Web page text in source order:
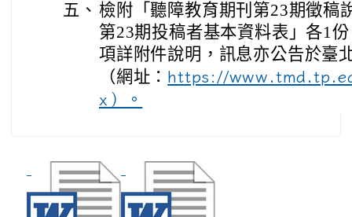
五、 檢附「聽障教育期刊第23期徵稿
第23期投稿者基本資料表」各1
項詳附件說明，訊息亦公告於臺
（網址： https://
x）。